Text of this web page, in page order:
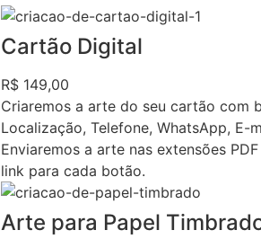
Cartão Digital
R$ 149,00
Criaremos a arte do seu cartão com
Localização, Telefone, WhatsApp, E-
Enviaremos a arte nas extensões
link para cada botão.
Arte para Papel